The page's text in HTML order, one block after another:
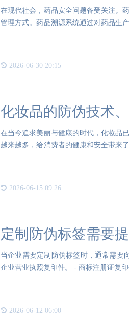
在现代社会，药品安全问题备受关注。
管理方式。药品溯源系统通过对药品生
2026-06-30 20:15
化妆品的防伪技术
在当今追求美丽与健康的时代，化妆品
越来越多，给消费者的健康和安全带来
2026-06-15 09:26
定制防伪标签需要
当企业需要定制防伪标签时，通常需要向防
2026-06-12 06:00